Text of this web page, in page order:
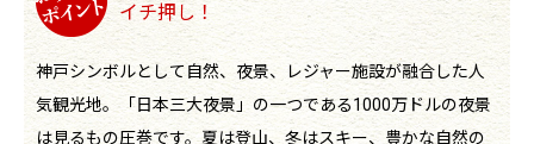
イチ押し！
神戸シンボルとして自然、夜景、レジャー施設が融合した人
気観光地。「日本三大夜景」の一つである1000万ドルの夜景
は見るもの圧巻です。夏は登山、冬はスキー、豊かな自然の